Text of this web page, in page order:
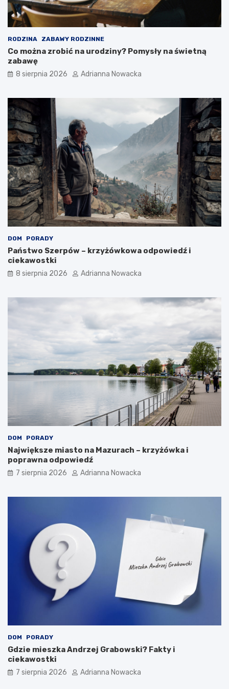
t
a
d
i
o
n
ś
w
i
e
c
i
e
?
e
c
i
w
w
a
a
n
i
a
RODZINA ZABAWY RODZINNE
Co można zrobić na urodziny? Pomysły na świetną
zabawę
8 sierpnia 2026 Adrianna Nowacka
DOM PORADY
Państwo Szerpów – krzyżówkowa odpowiedź i
ciekawostki
8 sierpnia 2026 Adrianna Nowacka
DOM PORADY
Największe miasto na Mazurach – krzyżówka i
poprawna odpowiedź
7 sierpnia 2026 Adrianna Nowacka
DOM PORADY
Gdzie mieszka Andrzej Grabowski? Fakty i
ciekawostki
7 sierpnia 2026 Adrianna Nowacka